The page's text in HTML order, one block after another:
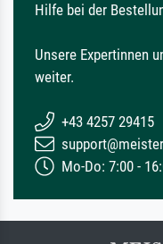
Hilfe bei der
Unsere Expertinnen
weiter.
+43 4257 29415
Mo-Do: 7:00 -